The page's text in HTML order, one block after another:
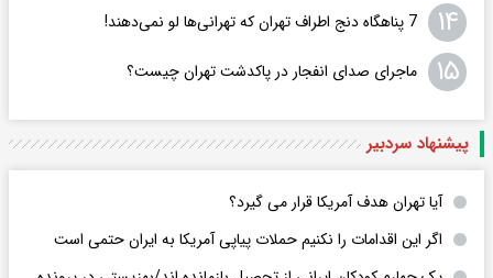
۱۴ 7 پناهگاه دنج اطراف تهران که تهرانی‌ها لو نمی‌دهند!
۱۵ ماجرای صدای انفجار در پاکدشت تهران چیست؟
پیشنهاد سردبیر
آیا تهران هدف آمریکا قرار می گیرد؟
اگر این اقدامات را نکنیم حملات پیاپی آمریکا به ایران حتمی است